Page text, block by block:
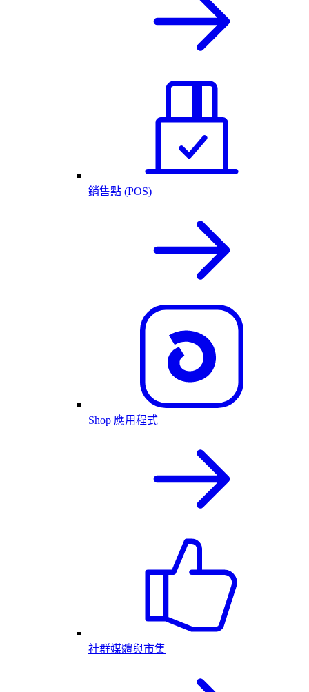
銷售點 (POS)
Shop 應用程式
社群媒體與市集